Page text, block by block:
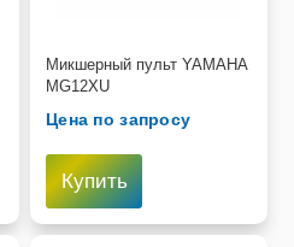
Микшерный пульт YAMAHA
MG12XU
Цена по запросу
Купить